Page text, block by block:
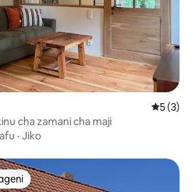
5 (3)
cha zamani cha maji
· Jiko
wageni